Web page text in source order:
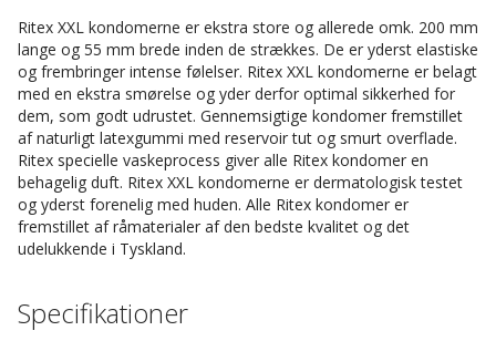
Ritex XXL kondomerne er ekstra store og allerede omk. 200 mm
lange og 55 mm brede inden de strækkes. De er yderst elastiske
og frembringer intense følelser. Ritex XXL kondomerne er belagt
med en ekstra smørelse og yder derfor optimal sikkerhed for
dem, som godt udrustet. Gennemsigtige kondomer fremstillet
af naturligt latexgummi med reservoir tut og smurt overflade.
Ritex specielle vaskeprocess giver alle Ritex kondomer en
behagelig duft. Ritex XXL kondomerne er dermatologisk testet
og yderst forenelig med huden. Alle Ritex kondomer er
fremstillet af råmaterialer af den bedste kvalitet og det
udelukkende i Tyskland.
Specifikationer